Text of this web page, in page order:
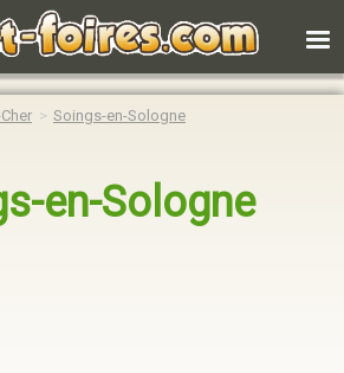
Soings-en-Sologne
en-Sologne